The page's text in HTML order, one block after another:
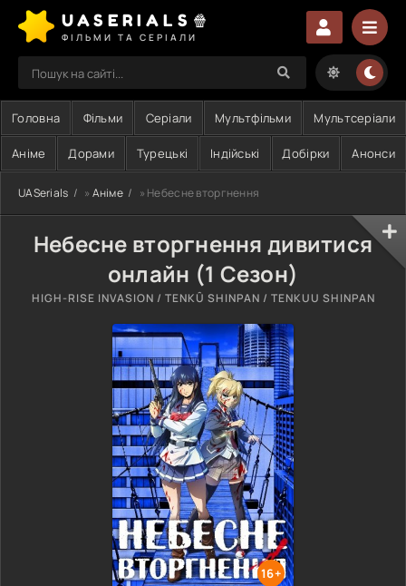
UASERIALS🍿
ФІЛЬМИ ТА СЕРІАЛИ
Головна Фільми Серіали Мультфільми Мультсеріали
Аніме Дорами Турецькі Індійські Добірки Анонси
UASerials » Аніме » Небесне вторгнення
Небесне вторгнення дивитися
онлайн (1 Сезон)
HIGH-RISE INVASION / TENKÛ SHINPAN / TENKUU SHINPAN
16+